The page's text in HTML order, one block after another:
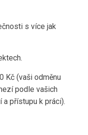
s více jak
Kč (vaši odměnu
podle vašich
přístupu k práci).